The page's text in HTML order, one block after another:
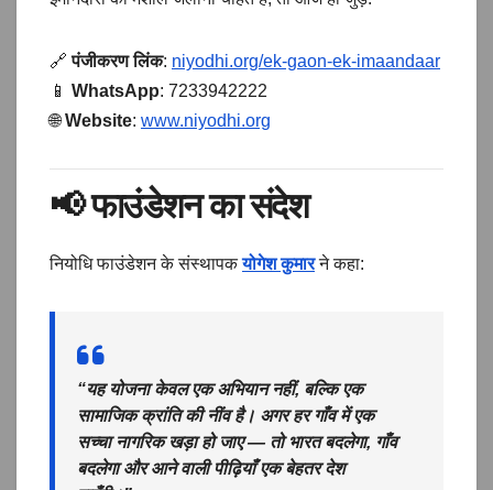
🔗पंजीकरण लिंक: niyodhi.org/ek-gaon-ek-imaandaar
📱 WhatsApp: 7233942222
🌐Website: www.niyodhi.org
📢फाउंडेशन का संदेश
नियोधि फाउंडेशन के संस्थापकयोगेश कुमारने कहा:
“यह योजना केवल एक अभियान नहीं, बल्कि एक
सामाजिक क्रांति की नींव है। अगर हर गाँव में एक
सच्चा नागरिक खड़ा हो जाए — तो भारत बदलेगा, गाँव
बदलेगा और आने वाली पीढ़ियाँ एक बेहतर देश